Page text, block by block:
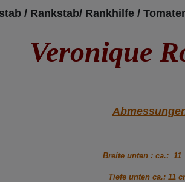
/ Rankstab/ Rankhilfe /
Veronique
Breite unten : ca.: 11
Tiefe unten ca.: 11